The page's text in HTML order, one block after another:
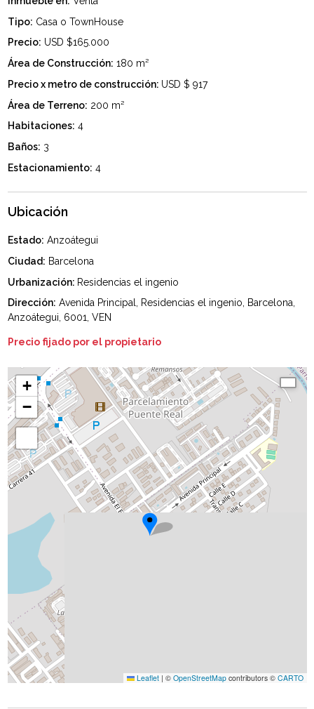
Tipo: Casa o TownHouse
Precio: USD $165.000
Área de Construcción: 180 m²
Precio x metro de construcción: USD $ 917
Área de Terreno: 200 m²
Habitaciones: 4
Baños: 3
Estacionamiento: 4
Ubicación
Estado: Anzoátegui
Ciudad: Barcelona
Urbanización: Residencias el ingenio
Dirección: Avenida Principal, Residencias el ingenio, Barcelona,
Anzoátegui, 6001, VEN
Precio fijado por el propietario
+
−
Leaflet | © OpenStreetMapcontributors © CARTO